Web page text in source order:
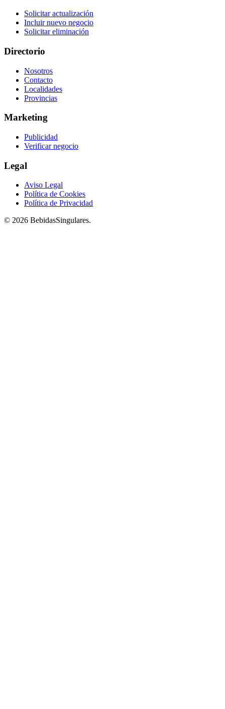
Solicitar actualización
Incluir nuevo negocio
Solicitar eliminación
Directorio
Nosotros
Contacto
Localidades
Provincias
Marketing
Publicidad
Verificar negocio
Legal
Aviso Legal
Política de Cookies
Política de Privacidad
© 2026 BebidasSingulares.